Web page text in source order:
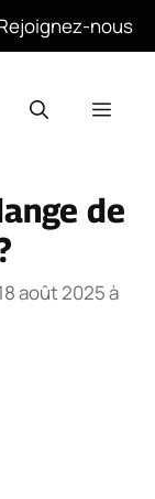
nous
de
août 2025 à